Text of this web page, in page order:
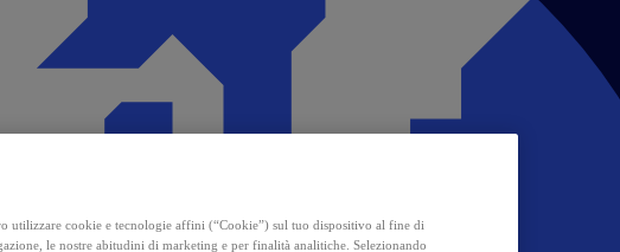
utilizzare cookie e tecnologie affini (“Cookie”) sul tuo dispositivo al fine di
le nostre abitudini di marketing e per finalità analitiche. Selezionando